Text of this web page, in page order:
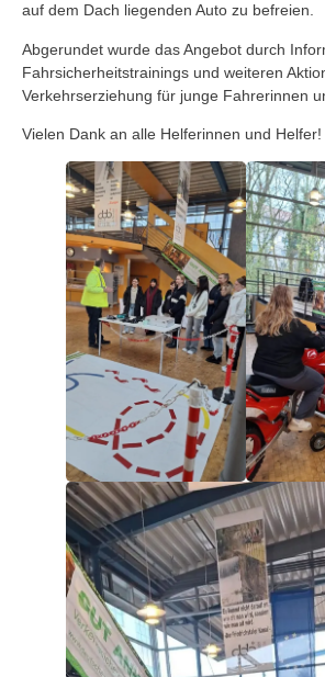
auf dem Dach liegenden Auto zu befreien.
Abgerundet wurde das Angebot durch
Fahrsicherheitstrainings und weiteren
Verkehrserziehung für junge Fahrerinnen
Vielen Dank an alle Helferinnen und Helfer!